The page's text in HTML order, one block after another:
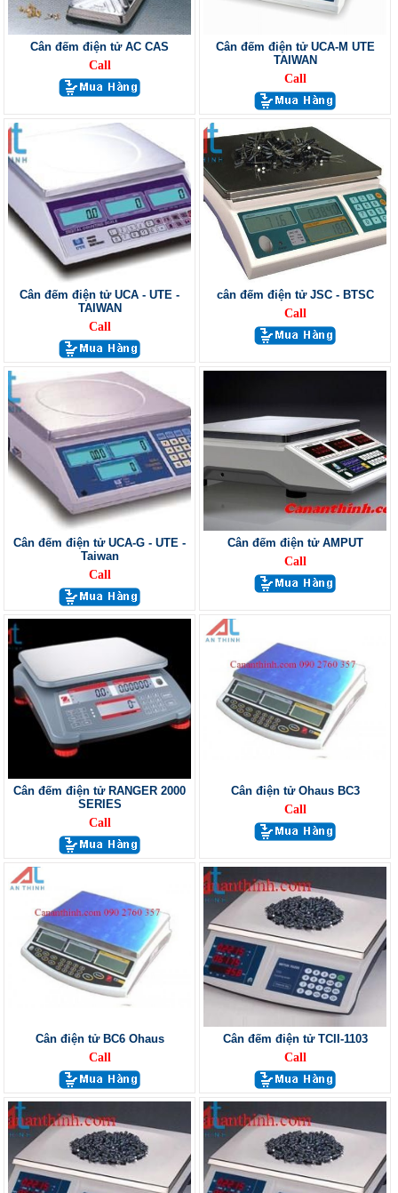
Cân đếm điện tử AC CAS
Call
Cân đếm điện tử UCA-M UTE
TAIWAN
Call
Cân đếm điện tử UCA - UTE -
TAIWAN
Call
cân đếm điện tử JSC - BTSC
Call
Cân đếm điện tử UCA-G - UTE -
Taiwan
Call
Cân đếm điện tử AMPUT
Call
Cân đếm điện tử RANGER 2000
SERIES
Call
Cân điện tử Ohaus BC3
Call
Cân điện tử BC6 Ohaus
Call
Cân đếm điện tử TCII-1103
Call